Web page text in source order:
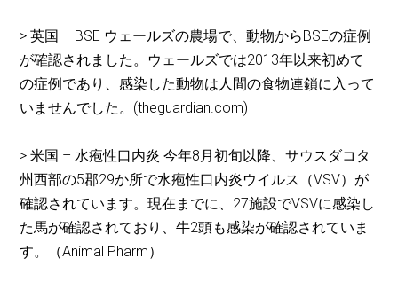
> 英国 – BSE ウェールズの農場で、動物からBSEの症例
が確認されました。ウェールズでは2013年以来初めて
の症例であり、感染した動物は人間の食物連鎖に入って
いませんでした。(theguardian.com)
> 米国 – 水疱性口内炎 今年8月初旬以降、サウスダコタ
州西部の5郡29か所で水疱性口内炎ウイルス（VSV）が
確認されています。現在までに、27施設でVSVに感染し
た馬が確認されており、牛2頭も感染が確認されていま
す。（Animal Pharm）